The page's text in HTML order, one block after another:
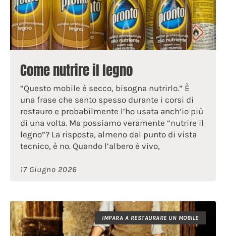
Come nutrire il legno
“Questo mobile è secco, bisogna nutrirlo.” È
una frase che sento spesso durante i corsi di
restauro e probabilmente l’ho usata anch’io più
di una volta. Ma possiamo veramente “nutrire il
legno”? La risposta, almeno dal punto di vista
tecnico, è no. Quando l’albero è vivo,
17 Giugno 2026
IMPARA A RESTAURARE UN MOBILE